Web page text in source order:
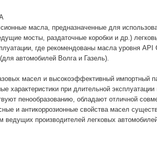
масла, предназначенные для
мосты, раздаточные коробки и др.)
где рекомендованы масла уровня
автомобилей Волга и Газель).
масел и высокоэффективный импортный
характеристики при длительной
пенообразованию, обладают отличной
и антикоррозионные свойства масел
ведущих производителей легковых